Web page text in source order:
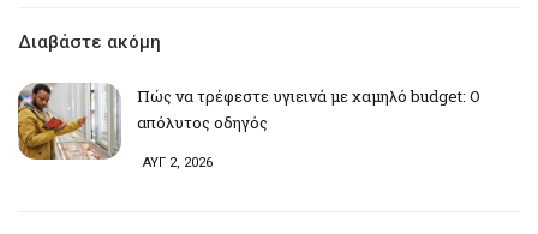
Διαβάστε ακόμη
Πώς να τρέφεστε υγιεινά με χαμηλό budget: Ο
απόλυτος οδηγός
ΑΥΓ 2, 2026